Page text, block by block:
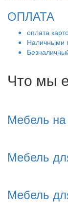
ОПЛАТА
оплата
Наличными
Что мы
Мебель на
Мебель
Мебель